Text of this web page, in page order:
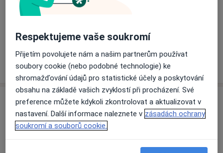
Ceník
Tento specialista ještě nepřidával žádné informace o
svých službách.
Adresy (2)
Adresa 1 Adresa 2
Respektujeme vaše soukromí
Přijetím povolujete nám a našim partnerům používat
soubory cookie (nebo podobné technologie) ke
shromažďování údajů pro statistické účely a poskytování
obsahu na základě vašich zvyklostí při procházení. Své
preference můžete kdykoli zkontrolovat a aktualizovat v
nastavení. Další informace naleznete v zásadách ochrany
soukromí a souborů cookie.